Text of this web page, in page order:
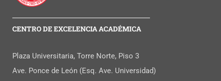
CENTRO DE EXCELENCIA ACADÉMICA
Plaza Universitaria, Torre Norte, Piso 3
Ave. Ponce de León (Esq. Ave. Universidad)